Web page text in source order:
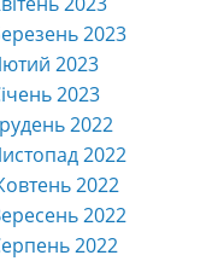
2023
2023
2023
2022
2022
2022
2022
2022